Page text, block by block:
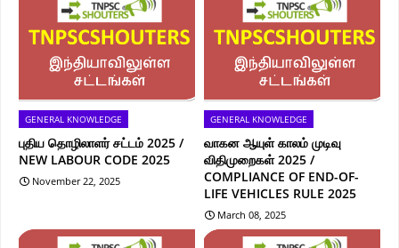
GENERAL KNOWLEDGE
புதிய தொழிலாளர் சட்டம் 2025 /
NEW LABOUR CODE 2025
November 22, 2025
GENERAL KNOWLEDGE
வாகன ஆயுள் காலம் முடிவு
விதிமுறைகள் 2025 /
COMPLIANCE OF END-OF-
LIFE VEHICLES RULE 2025
March 08, 2025